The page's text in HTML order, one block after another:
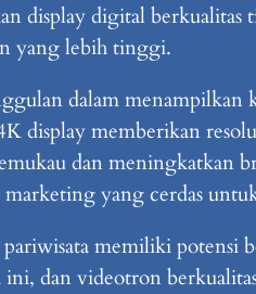
display digital
yang lebih tinggi.
dalam menampilkan
display memberikan
dan
yang cerdas
pariwisata memiliki
dan videotron